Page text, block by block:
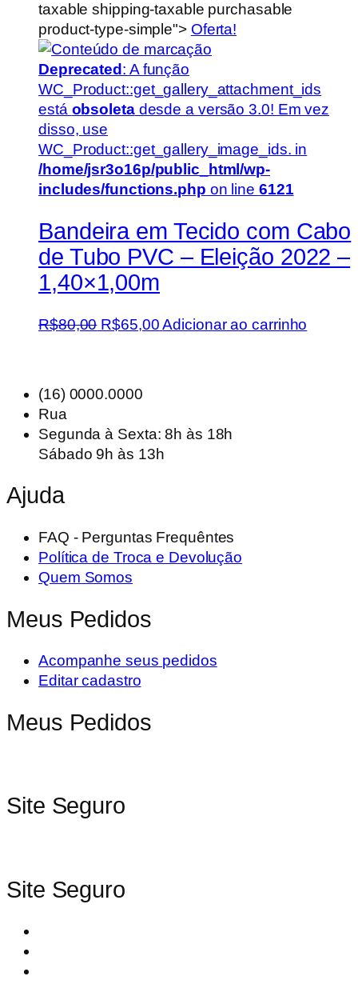
taxable shipping-taxable purchasable
product-type-simple"> Oferta!
Deprecated : A função
WC_Product::get_gallery_attachment_ids
está obsoletadesde a versão 3.0! Em vez
disso, use
WC_Product::get_gallery_image_ids. in
/home/jsr3o16p/public_html/wp-
includes/functions.php on line 6121
Bandeira em Tecido com Cabo
de Tubo PVC – Eleição 2022 –
1,40×1,00m
R$80,00 O
R$80,00.
R$65,00O
Adicionar ao carrinho
(16) 0000.0000
Rua
Segunda à Sexta: 8h às 18h
Sábado 9h às 13h
Ajuda
FAQ - Perguntas Frequêntes
Política de Troca e Devolução
Quem Somos
Meus Pedidos
Acompanhe seus pedidos
Editar cadastro
Meus Pedidos
Site Seguro
Site Seguro